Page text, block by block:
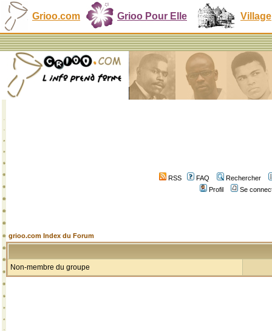
Grioo.com Grioo Pour Elle Village
RSS FAQ
Rechercher
Profil
Se
grioo.com Index du Forum
Non-membre du groupe